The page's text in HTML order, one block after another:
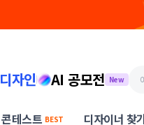
디자인 AI 공모전 New
콘테스트 BEST 디자이너 찾